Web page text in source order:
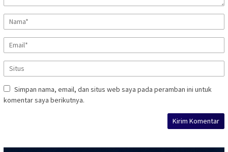
Simpan nama, email, dan situs web saya pada peramban ini untuk
komentar saya berikutnya.